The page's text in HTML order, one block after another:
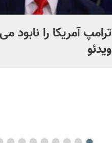
ترامپ آمریکا را نابود
ویدئو